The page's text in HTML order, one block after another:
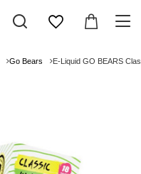
Go Bears E-Liquid GO BEARS